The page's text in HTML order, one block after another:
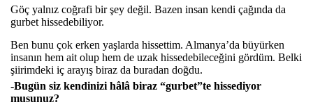
Göç yalnız coğrafi bir şey değil. Bazen insan kendi çağında da
gurbet hissedebiliyor.
Ben bunu çok erken yaşlarda hissettim. Almanya’da büyürken
insanın hem ait olup hem de uzak hissedebileceğini gördüm. Belki
şiirimdeki iç arayış biraz da buradan doğdu.
-Bugün siz kendinizi hâlâ biraz “gurbet”te hissediyor
musunuz?